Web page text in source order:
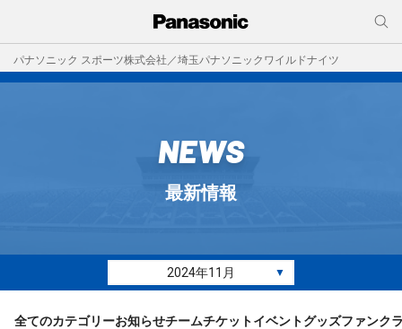
パナソニック スポーツ株式会社／埼玉パナソニックワイルドナイツ
NEWS
最新情報
2024年11月 ▼
全てのカテゴリーお知らせチームチケットイベントグッズファンク